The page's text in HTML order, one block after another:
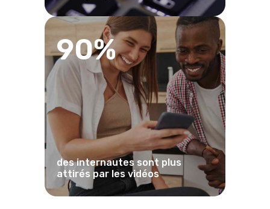
90%
des internautes sont plus
attirés par les vidéos